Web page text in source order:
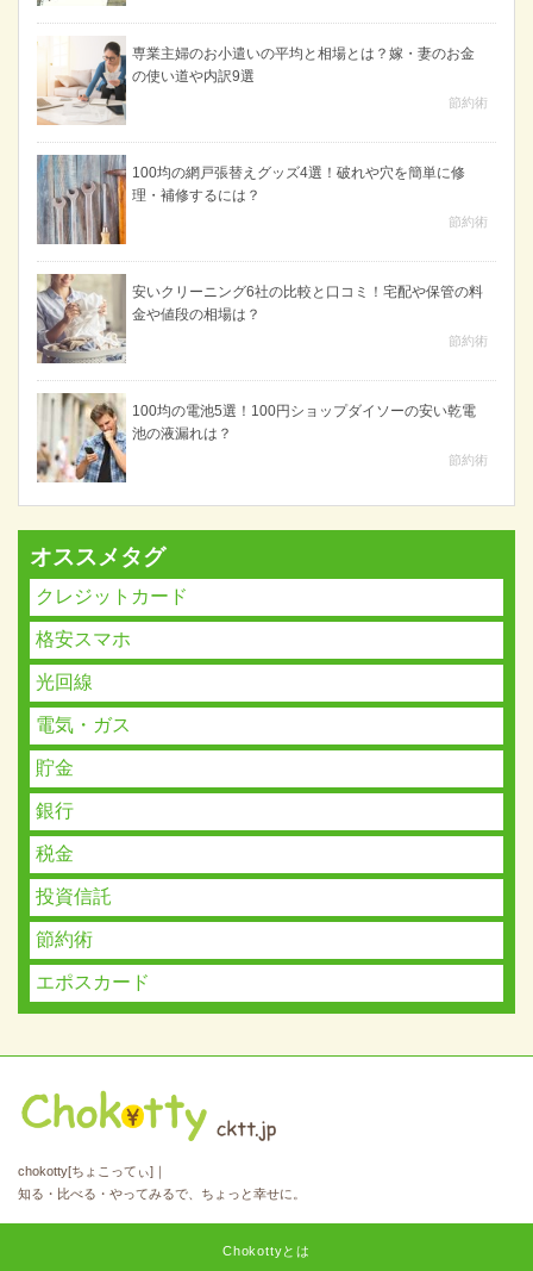
専業主婦のお小遣いの平均と相場とは？嫁・妻のお金
の使い道や内訳9選
節約術
100均の網戸張替えグッズ4選！破れや穴を簡単に修
理・補修するには？
節約術
安いクリーニング6社の比較と口コミ！宅配や保管の料
金や値段の相場は？
節約術
100均の電池5選！100円ショップダイソーの安い乾電
池の液漏れは？
節約術
オススメタグ
クレジットカード
格安スマホ
光回線
電気・ガス
貯金
銀行
税金
投資信託
節約術
エポスカード
chokotty[ちょこってぃ]｜
知る・比べる・やってみるで、ちょっと幸せに。
Chokottyとは